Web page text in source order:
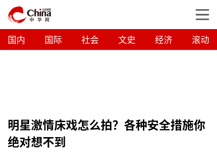
国内 国际 社会 文史 经济 滚动
明星激情床戏怎么拍？各种安全措施你
绝对想不到